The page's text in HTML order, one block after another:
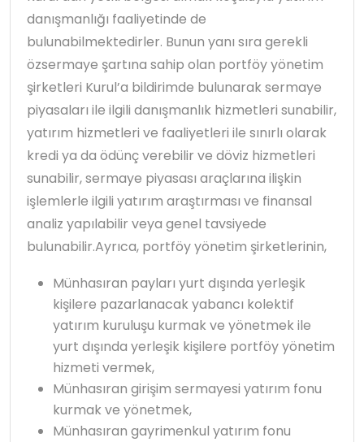
danışmanlığı faaliyetinde de
bulunabilmektedirler. Bunun yanı sıra gerekli
özsermaye şartına sahip olan portföy yönetim
şirketleri Kurul’a bildirimde bulunarak sermaye
piyasaları ile ilgili danışmanlık hizmetleri sunabilir,
yatırım hizmetleri ve faaliyetleri ile sınırlı olarak
kredi ya da ödünç verebilir ve döviz hizmetleri
sunabilir, sermaye piyasası araçlarına ilişkin
işlemlerle ilgili yatırım araştırması ve finansal
analiz yapılabilir veya genel tavsiyede
bulunabilir.Ayrıca, portföy yönetim şirketlerinin,
Münhasıran payları yurt dışında yerleşik
kişilere pazarlanacak yabancı kolektif
yatırım kuruluşu kurmak ve yönetmek ile
yurt dışında yerleşik kişilere portföy yönetim
hizmeti vermek,
Münhasıran girişim sermayesi yatırım fonu
kurmak ve yönetmek,
Münhasıran gayrimenkul yatırım fonu